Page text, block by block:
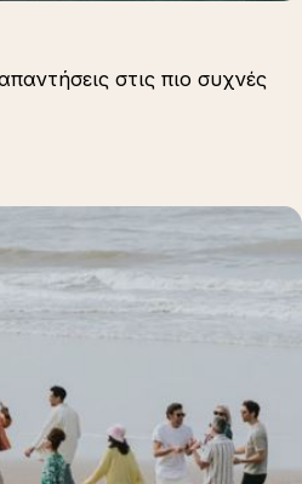
στις πιο συχνές